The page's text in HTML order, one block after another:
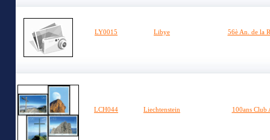
LY0015 Libye 56è An. de la
LCH044 Liechtenstein 100ans